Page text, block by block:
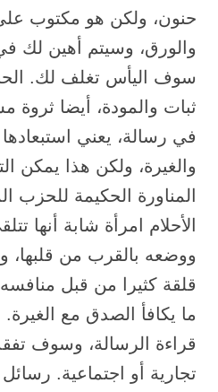
حنون، ولكن هو مكتوب على
والورق، وسيتم أهين لك
سوف اليأس تغلف لك.
ثبات والمودة، أيضا ثروة
في رسالة، يعني
والغيرة، ولكن هذا يمكن
المناورة الحكيمة للحزب
الأحلام امرأة شابة أنها
ووضعه بالقرب من قلبها،
قلقة كثيرا من قبل
ما يكافأ الصدق مع
قراءة الرسالة، وسوف
تجارية أو اجتماعية.